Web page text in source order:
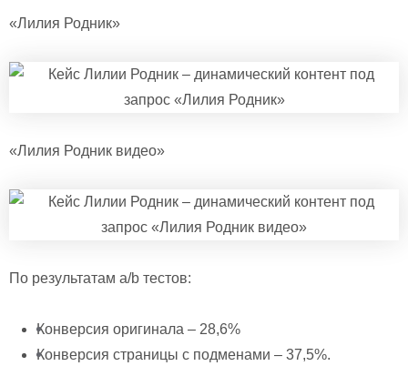
«Лилия Родник»
«Лилия Родник видео»
По результатам a/b тестов:
Конверсия оригинала – 28,6%
Конверсия страницы с подменами – 37,5%.